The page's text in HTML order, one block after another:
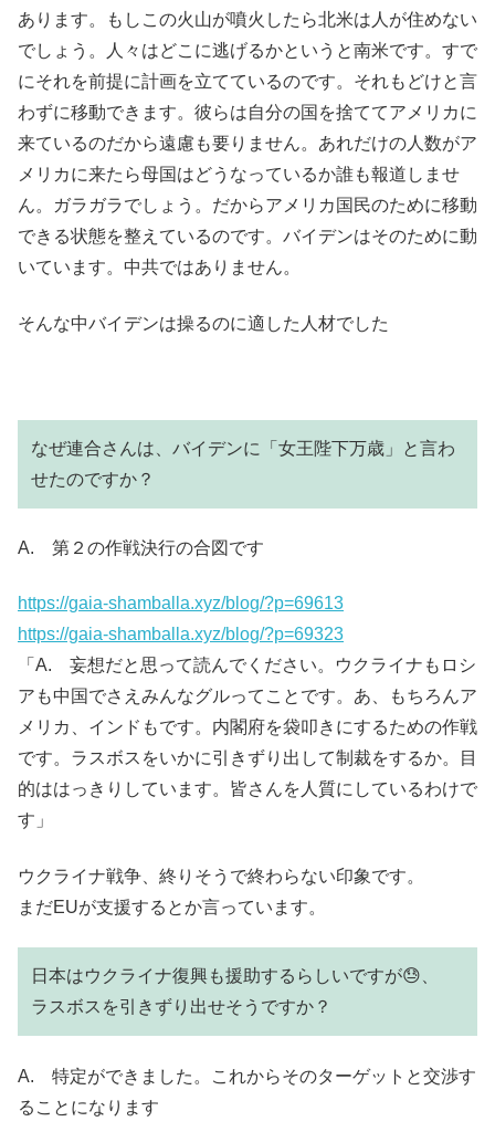
あります。もしこの火山が噴火したら北米は人が住めない
でしょう。人々はどこに逃げるかというと南米です。すで
にそれを前提に計画を立てているのです。それもどけと言
わずに移動できます。彼らは自分の国を捨ててアメリカに
来ているのだから遠慮も要りません。あれだけの人数がア
メリカに来たら母国はどうなっているか誰も報道しませ
ん。ガラガラでしょう。だからアメリカ国民のために移動
できる状態を整えているのです。バイデンはそのために動
いています。中共ではありません。
そんな中バイデンは操るのに適した人材でした
なぜ連合さんは、バイデンに「女王陛下万歳」と言わ
せたのですか？
A. 第２の作戦決行の合図です
https://gaia-shamballa.xyz/blog/?p=69613
https://gaia-shamballa.xyz/blog/?p=69323
「A. 妄想だと思って読んでください。ウクライナもロシ
アも中国でさえみんなグルってことです。あ、もちろんア
メリカ、インドもです。内閣府を袋叩きにするための作戦
です。ラスボスをいかに引きずり出して制裁をするか。目
的ははっきりしています。皆さんを人質にしているわけで
す」
ウクライナ戦争、終りそうで終わらない印象です。
まだEUが支援するとか言っています。
日本はウクライナ復興も援助するらしいですが😓、
ラスボスを引きずり出せそうですか？
A. 特定ができました。これからそのターゲットと交渉す
ることになります